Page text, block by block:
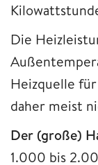
Die
Heizquelle
daher meist
Der (große)
1.000 bis